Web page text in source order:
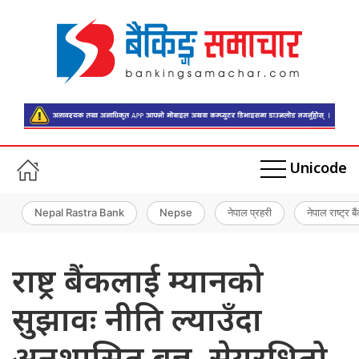
Unicode
Nepal Rastra Bank Nepse नेपाल प्रहरी नेपाल राष्ट्र
राष्ट्र बैंकलाई म्यानको
सुझावः नीति ल्याउँदा